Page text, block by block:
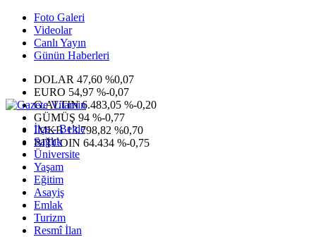
Foto Galeri
Videolar
Canlı Yayın
Günün Haberleri
DOLAR 47,60 %0,07
EURO 54,97 %-0,07
G.ALTIN6.483,05 %-0,20
GÜMÜŞ 94 %-0,77
IMKB13.798,82 %0,70
BITCOIN 64.434 %-0,75
İlçe - Belde
Sağlık
Üniversite
Yaşam
Eğitim
Asayiş
Emlak
Turizm
Resmî İlan